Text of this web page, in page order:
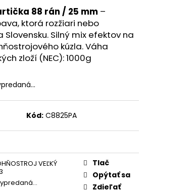
88 rán / 25 mm –
ktorá rozžiari nebo
Slovensku. Silný mix efektov na
kúzla. Váha
zloží (NEC): 1000g
Kód: C8825PA
VEĽKÝ
Tlač
Opýtať sa
Zdieľať